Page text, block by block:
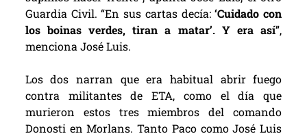
Guardia Civil. “En sus cartas decía:‘Cuidado con
los boinas verdes, tiran a matar’. Y era así”,
menciona José Luis.
Los dos narran que era habitual abrir fuego
contra militantes de ETA, como el día que
murieron estos tres miembros del comando
Donosti en Morlans. Tanto Paco como José Luis